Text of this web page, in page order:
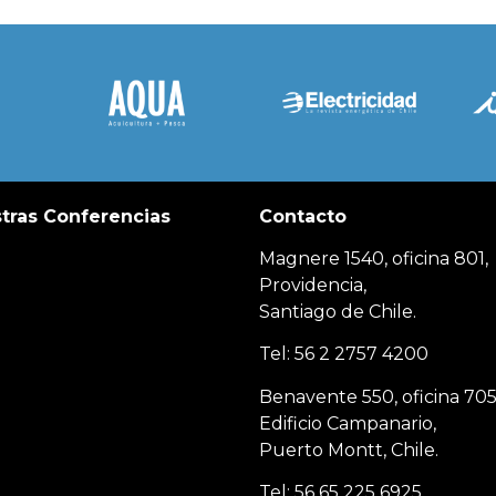
Conferencias Contacto
Magnere 1540, oficina 801,
Providencia,
Santiago de Chile.
Tel: 56 2 2757 4200
Benavente 550, oficina
Edificio Campanario,
Puerto Montt, Chile.